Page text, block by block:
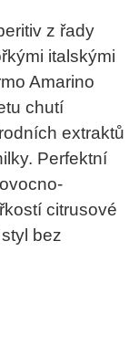
z řady
italskými
Amarino
chutí
extraktů
Perfektní
citrusové
bez